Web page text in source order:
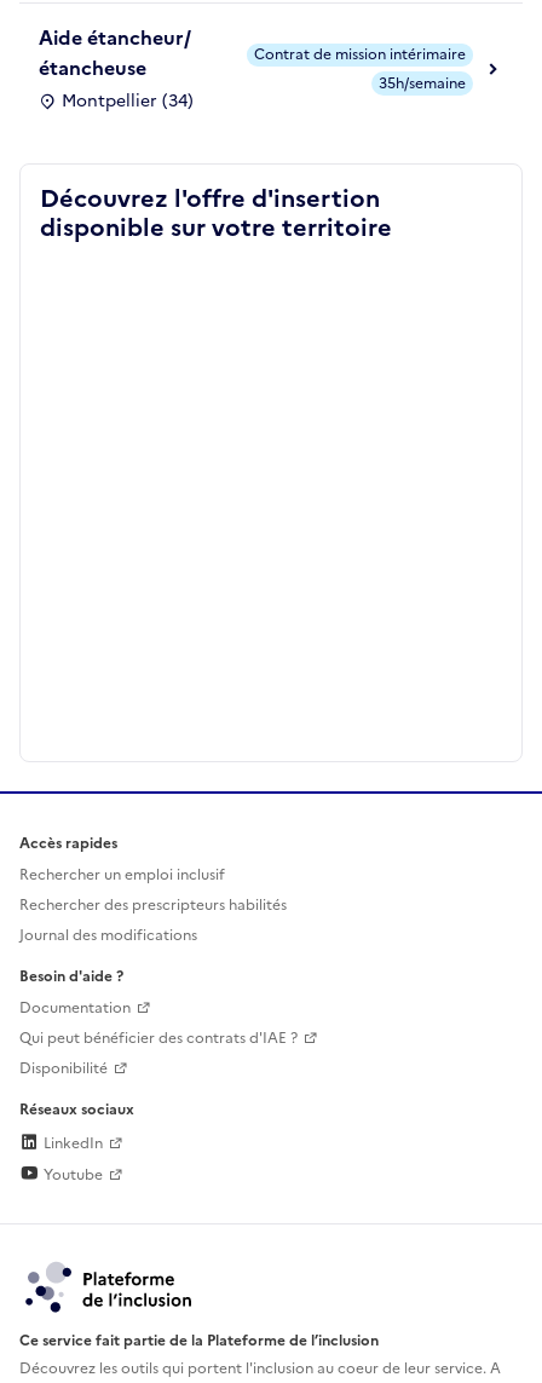
Aide étancheur/
étancheuse
Montpellier (34)
Contrat de mission intérimaire
35h/semaine
Découvrez l'offre d'insertion
disponible sur votre territoire
Accès rapides
Rechercher un emploi inclusif
Rechercher des prescripteurs habilités
Journal des modifications
Besoin d'aide ?
Documentation
Qui peut bénéficier des contrats d'IAE ?
Disponibilité
Réseaux sociaux
LinkedIn
Youtube
Ce service fait partie de la Plateforme de l’inclusion
Découvrez les outils qui portent l'inclusion aucoeur de leur service. A